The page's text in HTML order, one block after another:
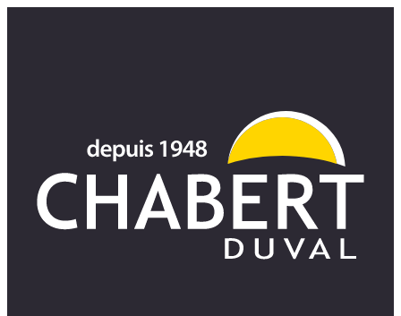
Panneau de gestion des cookies